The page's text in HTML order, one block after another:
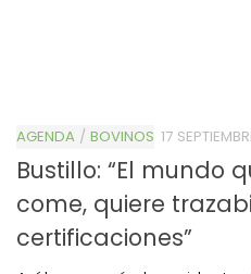
AGENDA / BOVINOS 17
Bustillo: “El mundo
come, quiere
certificaciones”